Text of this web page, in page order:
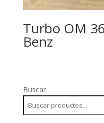
Turbo OM
Benz
Buscar